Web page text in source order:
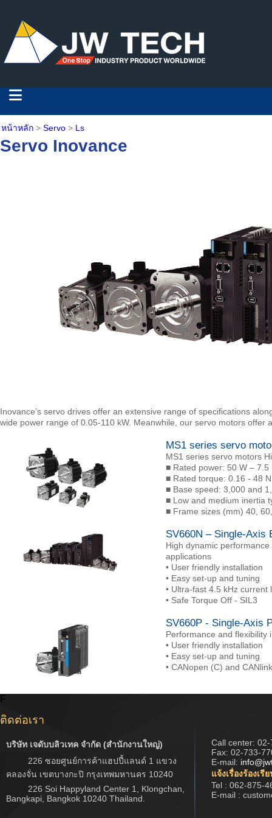
หน้าหลัก > Servo > Ls
Servo Inovance
Inovance’s servo drives offer an extensive range of specifications
wide power range of 0.05-110 kW. Meanwhile, our servo motors
MS1 series servo
MS1 series servo motors
■ Rated power: 50 W ‒ 7.5
■ Rated torque: 0.16 - 48
■ Base speed: 3,000 and
■ Low and medium inertia
■ Frame sizes (mm) 40,
SV660N – Single-Axis
High dynamic
applications
• User friendly installation
• Easy set-up and tuning
• Ultra-fast 4.5 kHz current
• Safe Torque Off - SIL3
SV660P - Single-Axis
Performance and flexibility
• User friendly installation
• Easy set-up and tuning
• CANopen (C) and
F
ติดต่อเรา
บริษัท เจดับบลิวเทค จำกัด (สำนักงานใหญ่)
226 ซอยศูนย์การค้าแฮปปี้แลนด์ 1 แขวง
คลองจั่น เขตบางกะปิ กรุงเทพมหานคร 10240
226 Soi Happyland Center 1, Klongchan,
Bangkapi, Bangkok 10240 Thailand.
Call center: 02-
Fax: 02-733-
E-mail:
แจ้งเรื่องร้องเรี
Tel : 062-875-
E-mail :